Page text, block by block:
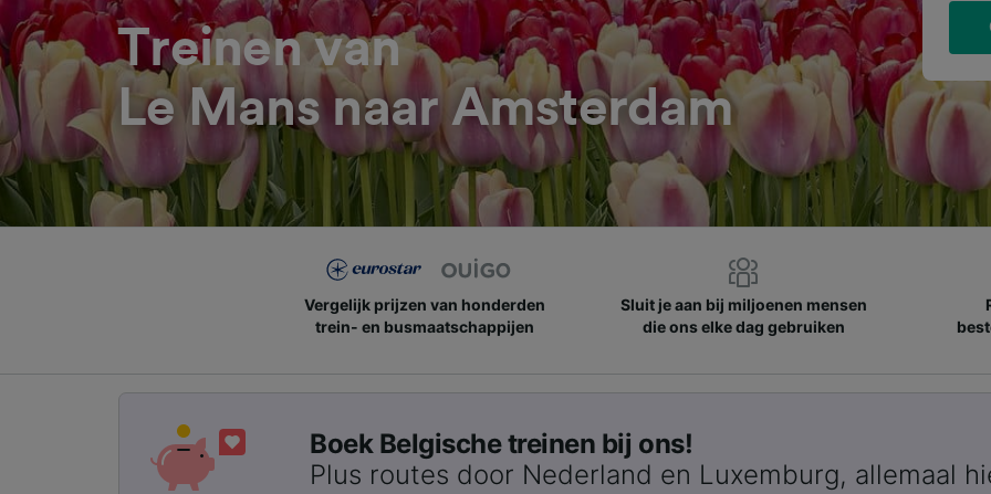
Treinen van
Le Mans naar Amsterdam
Vergelijk prijzen van honderden
trein- en busmaatschappijen
Sluit je aan bij miljoenen mensen
die ons elke dag gebruiken
Boek Belgische treinen bij ons!
Plus routes door Nederland en Luxemburg, allemaal